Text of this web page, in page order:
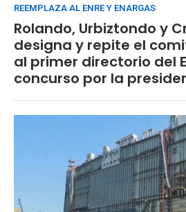
REEMPLAZA AL ENRE Y ENARGAS
Rolando, Urbiztondo y
designa y repite el
al primer directorio del
concurso por la